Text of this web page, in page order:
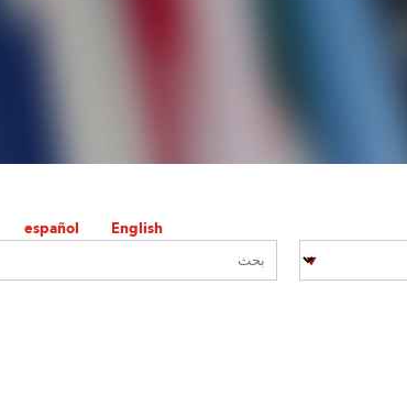
English
español